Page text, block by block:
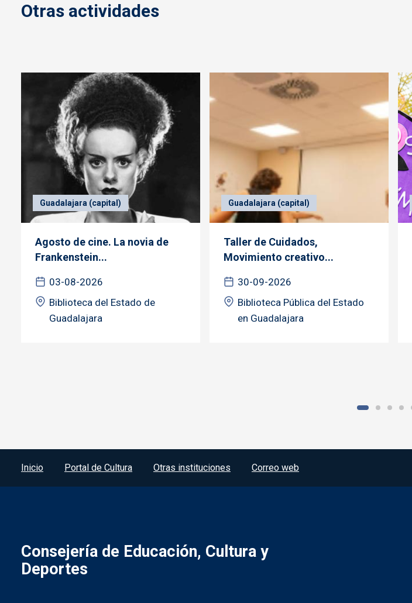
Otras actividades
Guadalajara (capital)
Agosto de cine. La novia de
Frankenstein...
03-08-2026
Biblioteca del Estado de
Guadalajara
Guadalajara (capital)
Taller de Cuidados,
Movimiento creativo...
30-09-2026
Biblioteca Pública del Estado
en Guadalajara
Menú del pie
Inicio Portal de Cultura Otras instituciones Correo web
Consejería de Educación, Cultura y
Deportes